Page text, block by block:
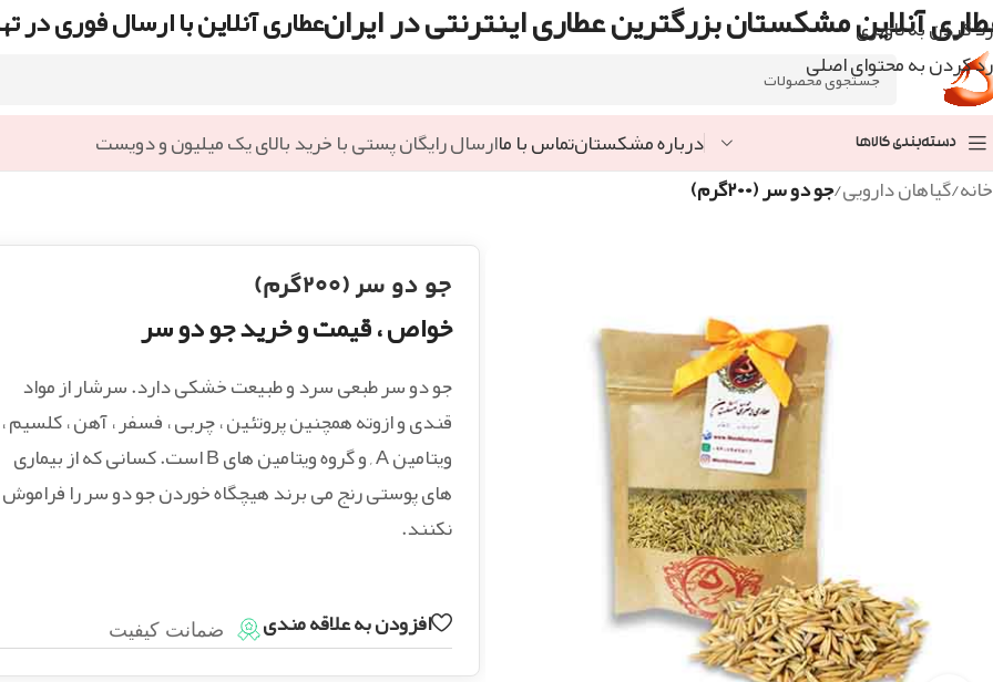
رد کردن به ناوبری
رد کردن به محتوای اصلی
آنلاین مشکستان بزرگترین عطاری اینترنتی در ایرانعطاری آنلاین با ارسال فوری در
دسته‌بندی کالاها درباره مشکستانتماس با ماارسال رایگان پستی با خرید بالای یک میلیون و دویست
خانه/گیاهان دارویی/جو دو سر (۲۰۰گرم)
جو دو سر (۲۰۰گرم)
خواص ، قیمت و خرید جو دو سر
جو دو سر طبعی سرد و طبیعت خشکی دارد. سرشار از مواد
قندی و ازوته همچنین پروتئین ، چربی ، فسفر ، آهن ، کلسیم ،
ویتامین A , و گروه ویتامین های B است. کسانی که از بیماری
های پوستی رنج می برند هیچگاه خوردن جو دو سر را فراموش
نکنند.
افزودن به علاقه مندی ضمانت کیفیت